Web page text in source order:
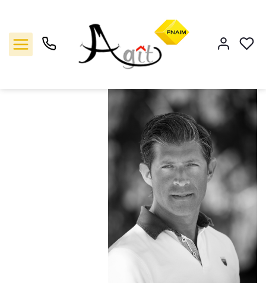
Contact